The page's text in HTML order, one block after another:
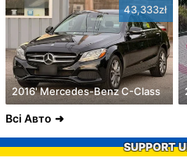
43,333zł
2016' Mercedes-Benz C-Class
Всі Авто
SUPPORT